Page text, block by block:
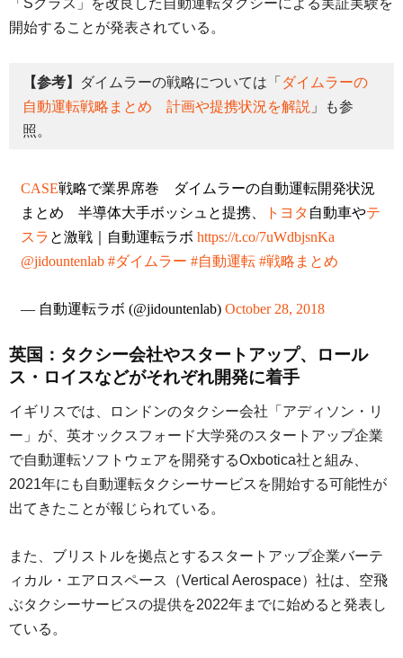
「Sクラス」を改良した自動運転タクシーによる実証実験を
開始することが発表されている。
【参考】 ダイムラーの戦略については「 ダイムラーの
自動運転戦略まとめ 計画や提携状況を解説 」も参
照。
CASE戦略で業界席巻 ダイムラーの自動運転開発状況
まとめ 半導体大手ボッシュと提携、
トヨタ 自動車やテ
スラ と激戦｜自動運転ラボ https://t.co/7uWdbjsnKa
@jidountenlab #ダイムラー #自動運転 #戦略まとめ
— 自動運転ラボ (@jidountenlab) October 28, 2018
英国：タクシー会社やスタートアップ、ロール
ス・ロイスなどがそれぞれ開発に着手
イギリスでは、ロンドンのタクシー会社「アディソン・リ
ー」が、英オックスフォード大学発のスタートアップ企業
で自動運転ソフトウェアを開発するOxbotica社と組み、
2021年にも自動運転タクシーサービスを開始する可能性が
出てきたことが報じられている。
また、ブリストルを拠点とするスタートアップ企業バーテ
ィカル・エアロスペース（Vertical Aerospace）社は、空飛
ぶタクシーサービスの提供を2022年までに始めると発表し
ている。